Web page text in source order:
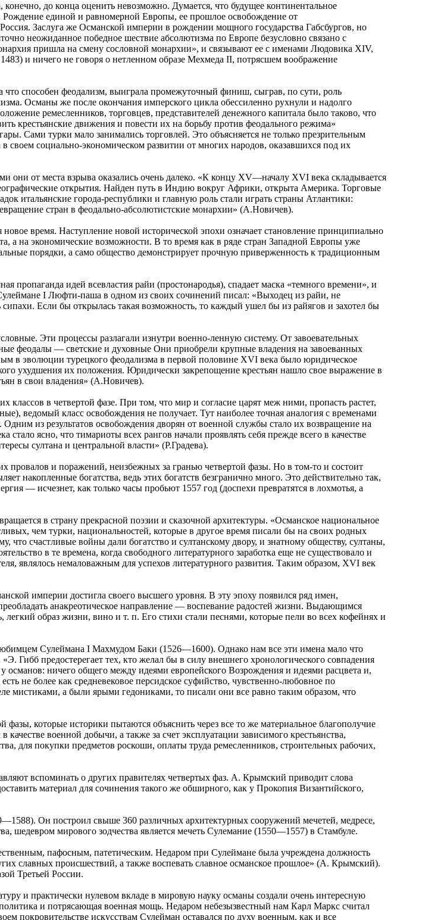
до конца оценить невозможно. Думается, что будущее континентальное
единой и равномерной Европы, ее прошлое освобождение от
Заслуга же Османской империи в рождении мощного государства Габсбургов, но
неожиданное победное шествие абсолютизма по Европе безусловно связано с
пришла на смену сословной монархии», и связывают ее с именами Людовика XIV,
и ничего не говоря о нетленном образе Мехмеда II, потрясшем воображение
способен феодализм, выиграла промежуточный финиш, сыграв, по сути, роль
Османы же после окончания имперского цикла обессиленно рухнули и надолго
ремесленников, торговцев, представителей денежного капитала было таково, что
крестьянские движения и повести их на борьбу против феодального режима»
Сами турки мало занимались торговлей. Это объясняется не только презрительным
своем социально-экономическом развитии от многих народов, оказавшихся под их
они от места взрыва оказались очень далеко. «К концу XV—началу XVI века складывается
открытия. Найден путь в Индию вокруг Африки, открыта Америка. Торговые
итальянские города-республики и главную роль стали играть страны Атлантики:
стран в феодально-абсолютистские монархии» (А.Новичев).
время. Наступление новой исторической эпохи означает становление принципиально
а на экономические возможности. В то время как в ряде стран Западной Европы уже
порядки, а само общество демонстрирует прочную приверженность к традиционным
пропаганда идей всевластия райи (простонародья), спадает маска «темного времени», и
I Люфти-паша в одном из своих сочинений писал: «Выходец из райи, не
Если бы открылась такая возможность, то каждый ушел бы из райягов и захотел бы
Эти процессы разлагали изнутри военно-ленную систему. От завоевательных
феодалы — светские и духовные Они приобрели крупные владения на завоеванных
в эволюции турецкого феодализма в первой половине XVI века было юридическое
ухудшения их положения. Юридически закрепощение крестьян нашло свое выражение в
в свои владения» (А.Новичев).
в четвертой фазе. При том, что мир и согласие царят меж ними, пропасть растет,
ведомый класс освобождения не получает. Тут наиболее точная аналогия с временами
из результатов освобождения дворян от военной службы стало их возвращение на
ясно, что тимариоты всех рангов начали проявлять себя прежде всего в качестве
султана и центральной власти» (Р.Градева).
провалов и поражений, неизбежных за гранью четвертой фазы. Но в том-то и состоит
накопленные богатства, ведь этих богатств безгранично много. Это действительно так,
— исчезнет, как только часы пробьют 1557 год (доспехи превратятся в лохмотья, а
в страну прекрасной поэзии и сказочной архитектуры. «Османское национальное
чем турки, национальностей, которые в другое время писали бы на своих родных
что счастливые войны дали богатство и султанскому двору, и знатному обществу, султаны,
в те времена, когда свободного литературного заработка еще не существовало и
являлось немаловажным для успехов литературного развития. Таким образом, XVI век
империи достигла своего высшего уровня. В эту эпоху появился ряд имен,
анакреотическое направление — воспевание радостей жизни. Выдающимся
образ жизни, вино и т. п. Его стихи стали песнями, которые пели во всех кофейнях и
Сулеймана I Махмудом Баки (1526—1600). Однако нам все эти имена мало что
Гибб предостерегает тех, кто желал бы в силу внешнего хронологического совпадения
ничего общего между идеями европейского Возрождения и идеями расцвета и,
не более как средневековое персидское суфийство, чувственно-любовное по
а были ярыми гедониками, то писали они все равно таким образом, что
которые историки пытаются объяснить через все то же материальное благополучие
военной добычи, а также за счет эксплуатации зависимого крестьянства,
для покупки предметов роскоши, оплаты труда ремесленников, строительных рабочих,
вспоминать о других правителях четвертых фаз. А. Крымский приводит слова
материал для сочинения такого же обширного, как у Прокопия Византийского,
Он построил свыше 360 различных архитектурных сооружений мечетей, медресе,
шедевром мирового зодчества является мечеть Сулемание (1550—1557) в Стамбуле.
пафосным, патетическим. Недаром при Сулеймане была учреждена должность
славных происшествий, а также воспевать славное османское прошлое» (А. Крымский).
Третьей России.
и практически нулевом вкладе в мировую науку османы создали очень интересную
и потрясающая военная мощь. Недаром небезызвестный нам Карл Маркс считал
покровительстве искусствам Сулейман оставался по духу военным, как и все